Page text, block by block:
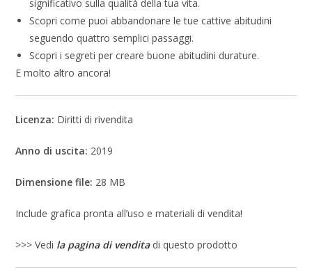
significativo sulla qualità della tua vita.
Scopri come puoi abbandonare le tue cattive abitudini
seguendo quattro semplici passaggi.
Scopri i segreti per creare buone abitudini durature.
E molto altro ancora!
Licenza: Diritti di rivendita
Anno di uscita: 2019
Dimensione file: 28 MB
Include grafica pronta all’uso e materiali di vendita!
>>> Vedi la pagina di venditadi questo prodotto